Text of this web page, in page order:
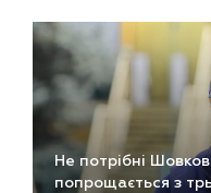
Не потрібні
попрощається з